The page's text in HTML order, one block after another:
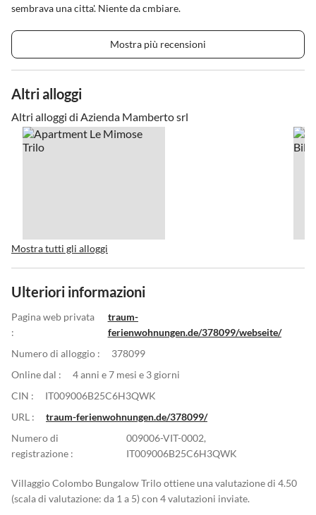
sembrava una citta'. Niente da cmbiare.
Mostra più recensioni
Altri alloggi
Altri alloggi di Azienda Mamberto srl
Mostra tutti gli alloggi
Ulteriori informazioni
Pagina web privata
:
traum-
ferienwohnungen.de/378099/webseite/
Numero di alloggio :
378099
Online dal :
4 anni e 7 mesi e 3 giorni
CIN :
IT009006B25C6H3QWK
URL :
traum-ferienwohnungen.de/378099/
Numero di
registrazione :
009006-VIT-0002,
IT009006B25C6H3QWK
Villaggio Colombo Bungalow Trilo ottiene una valutazione di 4.50
(scala di valutazione: da 1 a 5) con 4 valutazioni inviate.